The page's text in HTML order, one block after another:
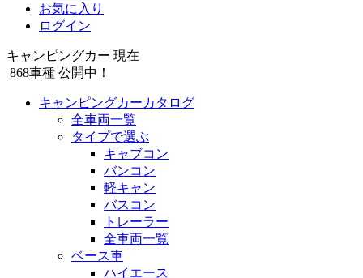
お気に入り
ログイン
キャンピングカー 現在
868車種 公開中！
キャンピングカーカタログ
全車両一覧
タイプで選ぶ
キャブコン
バンコン
軽キャン
バスコン
トレーラー
全車両一覧
ベース車
ハイエース